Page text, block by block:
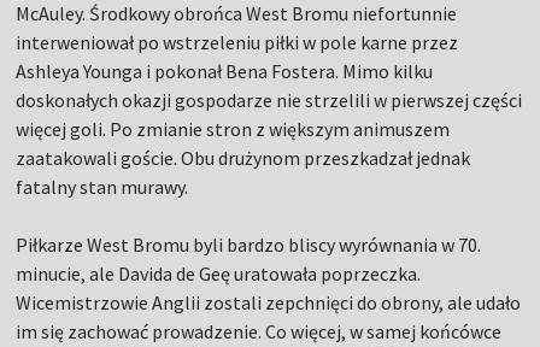
McAuley. Środkowy obrońca West Bromu niefortunnie
interweniował po wstrzeleniu piłki w pole karne przez
Ashleya Younga i pokonał Bena Fostera. Mimo kilku
doskonałych okazji gospodarze nie strzelili w pierwszej części
więcej goli. Po zmianie stron z większym animuszem
zaatakowali goście. Obu drużynom przeszkadzał jednak
fatalny stan murawy.
Piłkarze West Bromu byli bardzo bliscy wyrównania w 70.
minucie, ale Davida de Geę uratowała poprzeczka.
Wicemistrzowie Anglii zostali zepchnięci do obrony, ale udało
im się zachować prowadzenie. Co więcej, w samej końcówce